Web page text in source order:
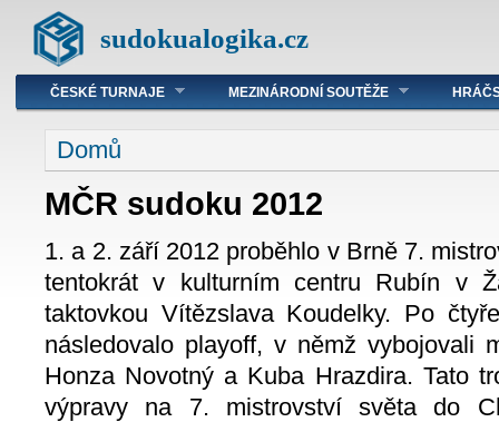
sudokualogika.cz
ČESKÉ TURNAJE MEZINÁRODNÍ SOUTĚŽE
Domů
MČR sudoku 2012
1. a 2. září 2012 proběhlo v Brně 7.
tentokrát v kulturním centru Rubín v
taktovkou Vítězslava Koudelky. Po
následovalo playoff, v němž vybojovali
Honza Novotný a Kuba Hrazdira. Tato
výpravy na 7. mistrovství světa do